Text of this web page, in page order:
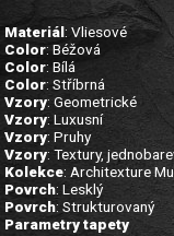
Materiál: Vliesové
Color: Béžová
Color: Bílá
Color: Stříbrná
Vzory: Geometrické
Vzory: Luxusní
Vzory: Pruhy
Vzory: Textury,
Kolekce: Architexture
Povrch: Lesklý
Povrch: Strukturovaný
Parametry tapety